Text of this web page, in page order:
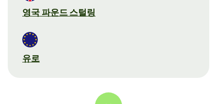
영국 파운드 스털링
유로